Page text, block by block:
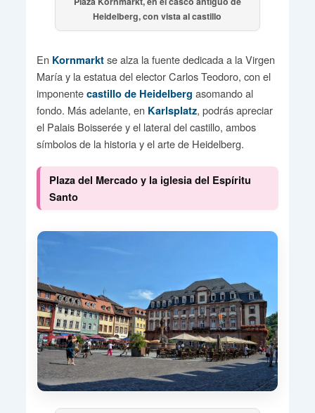
Heidelberg, con vista al castillo
En Kornmarktse alza la fuente dedicada a la Virgen
María y la estatua del elector Carlos Teodoro, con el
imponente castillo de Heidelberg asomando al
fondo. Más adelante, en Karlsplatz, podrás apreciar
el Palais Boisserée y el lateral del castillo, ambos
símbolos de la historia y el arte de Heidelberg.
Plaza del Mercado y la iglesia del Espíritu
Santo